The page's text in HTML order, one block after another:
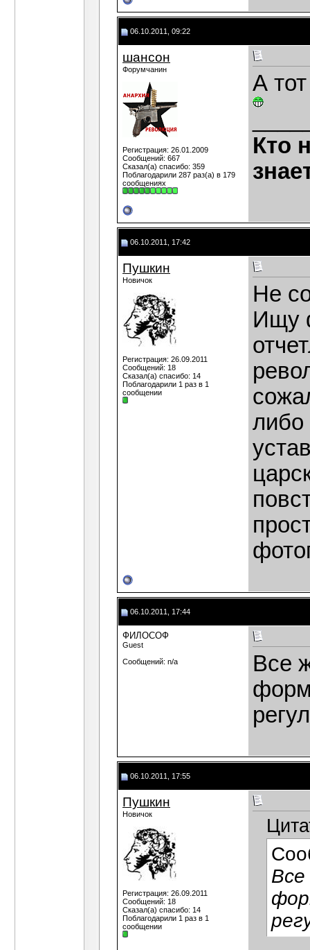
06.10.2011, 09:22
шансон
Форумчанин
Регистрация: 26.01.2009
Сообщений: 667
Сказал(а) спасибо: 359
Поблагодарили 287 раз(а) в 179
сообщениях
А
Кто
06.10.2011, 17:42
Пушкин
Новичок
Регистрация: 26.09.2011
Сообщений: 18
Сказал(а) спасибо: 14
Поблагодарили 1 раз в 1
сообщении
Не
Ищу
либо
06.10.2011, 17:44
ФИЛОСОФ
Guest
Сообщений: n/a
Все
06.10.2011, 17:55
Пушкин
Новичок
Регистрация: 26.09.2011
Сообщений: 18
Сказал(а) спасибо: 14
Поблагодарили 1 раз в 1
сообщении